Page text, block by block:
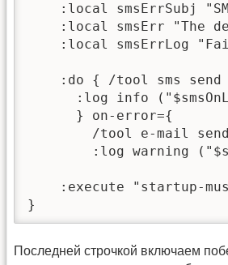
:local smsErrSubj
:local smsErr "The
:local smsErrLog
:do { /tool sms
:log info
      } on-error={
/tool e-mail
:log warning
:execute "startup-
}
Последней строчкой включаем